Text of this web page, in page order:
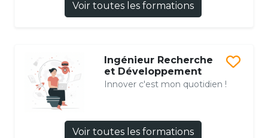
Voir toutes les formations
Ingénieur Recherche
et Développement
Innover c'est mon quotidien !
Voir toutes les formations